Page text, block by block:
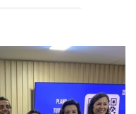
neste sábado